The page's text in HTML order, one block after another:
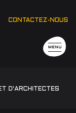
CONTACTEZ-NOUS
MENU
D'ARCHITECTES